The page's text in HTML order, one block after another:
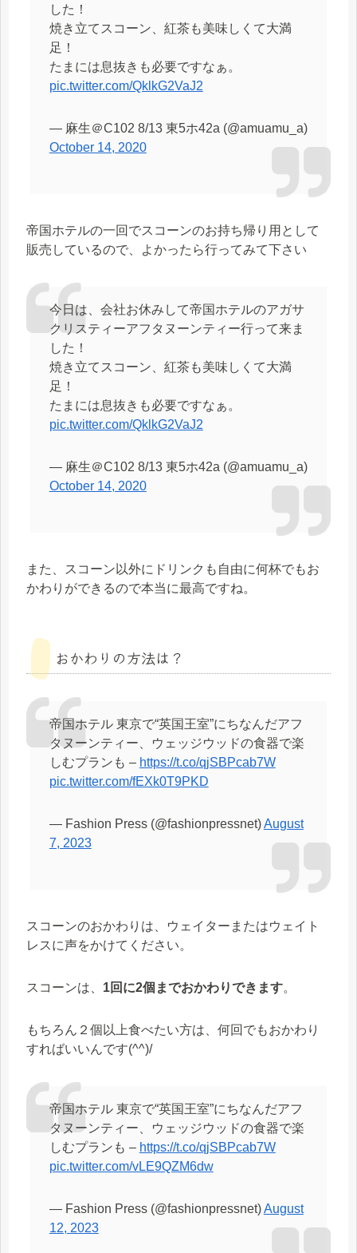
した！
焼き立てスコーン、紅茶も美味しくて大満
足！
たまには息抜きも必要ですなぁ。
pic.twitter.com/QklkG2VaJ2
— 麻生＠C102 8/13 東5ホ42a (@amuamu_a)
October 14, 2020
帝国ホテルの一回でスコーンのお持ち帰り用として
販売しているので、よかったら行ってみて下さい
今日は、会社お休みして帝国ホテルのアガサ
クリスティーアフタヌーンティー行って来ま
した！
焼き立てスコーン、紅茶も美味しくて大満
足！
たまには息抜きも必要ですなぁ。
pic.twitter.com/QklkG2VaJ2
— 麻生＠C102 8/13 東5ホ42a (@amuamu_a)
October 14, 2020
また、スコーン以外にドリンクも自由に何杯でもお
かわりができるので本当に最高ですね。
おかわりの方法は？
帝国ホテル 東京で“英国王室”にちなんだアフ
タヌーンティー、ウェッジウッドの食器で楽
しむプランも – https://t.co/qjSBPcab7W
pic.twitter.com/fEXk0T9PKD
— Fashion Press (@fashionpressnet)August
7, 2023
スコーンのおかわりは、ウェイターまたはウェイト
レスに声をかけてください。
スコーンは、 1回に2個までおかわりできます。
もちろん２個以上食べたい方は、何回でもおかわり
すればいいんです(^^)/
帝国ホテル 東京で“英国王室”にちなんだアフ
タヌーンティー、ウェッジウッドの食器で楽
しむプランも – https://t.co/qjSBPcab7W
pic.twitter.com/vLE9QZM6dw
— Fashion Press (@fashionpressnet)August
12, 2023